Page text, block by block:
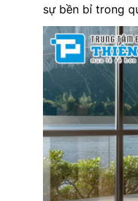
sự bền bỉ trong